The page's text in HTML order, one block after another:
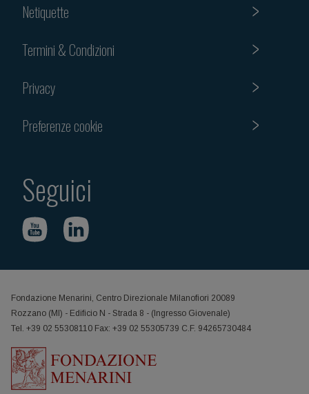
Netiquette
Termini & Condizioni
Privacy
Preferenze cookie
Seguici
Fondazione Menarini, Centro Direzionale Milanofiori 20089
Rozzano (MI) - Edificio N - Strada 8 - (Ingresso Giovenale)
Tel. +39 02 55308110 Fax: +39 02 55305739 C.F. 94265730484